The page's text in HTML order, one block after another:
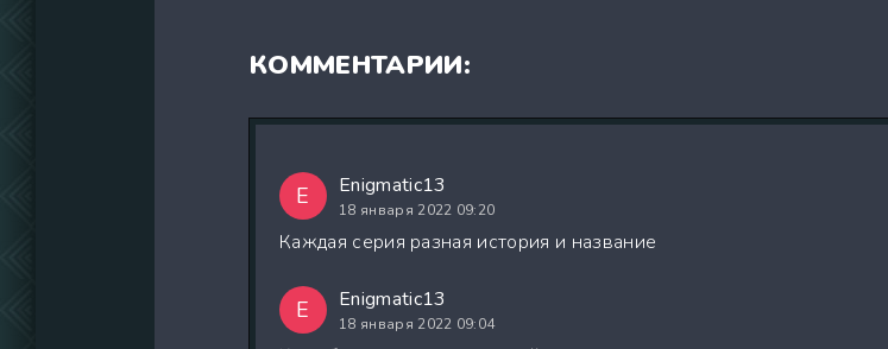
КОММЕНТАРИИ:
E Enigmatic13
18 января 2022 09:20
Каждая серия разная история и название
E Enigmatic13
18 января 2022 09:04